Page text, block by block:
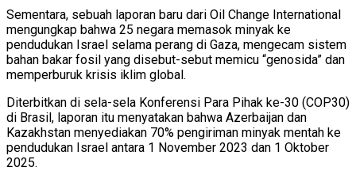
Sementara, sebuah laporan baru dari Oil Change International
mengungkap bahwa 25 negara memasok minyak ke
pendudukan Israel selama perang di Gaza, mengecam sistem
bahan bakar fosil yang disebut-sebut memicu “genosida” dan
memperburuk krisis iklim global.
Diterbitkan di sela-sela Konferensi Para Pihak ke-30 (COP30)
di Brasil, laporan itu menyatakan bahwa Azerbaijan dan
Kazakhstan menyediakan 70% pengiriman minyak mentah ke
pendudukan Israel antara 1 November 2023 dan 1 Oktober
2025.